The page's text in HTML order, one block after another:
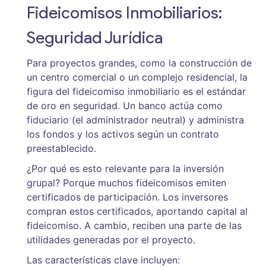
Fideicomisos Inmobiliarios:
Seguridad Jurídica
Para proyectos grandes, como la construcción de
un centro comercial o un complejo residencial, la
figura del fideicomiso inmobiliario es el estándar
de oro en seguridad. Un banco actúa como
fiduciario (el administrador neutral) y administra
los fondos y los activos según un contrato
preestablecido.
¿Por qué es esto relevante para la inversión
grupal? Porque muchos fideicomisos emiten
certificados de participación. Los inversores
compran estos certificados, aportando capital al
fideicomiso. A cambio, reciben una parte de las
utilidades generadas por el proyecto.
Las características clave incluyen: